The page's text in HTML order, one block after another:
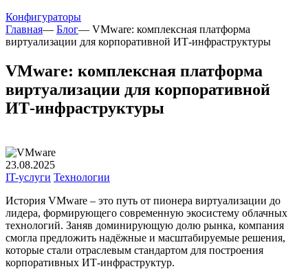
Конфигураторы
Главная— Блог— VMware: комплексная платформа
виртуализации для корпоративной ИТ-инфраструктуры
VMware: комплексная платформа
виртуализации для корпоративной
ИТ-инфраструктуры
23.08.2025
IT-услуги Технологии
История VMware – это путь от пионера виртуализации до
лидера, формирующего современную экосистему облачных
технологий. Заняв доминирующую долю рынка, компания
смогла предложить надёжные и масштабируемые решения,
которые стали отраслевым стандартом для построения
корпоративных ИТ-инфраструктур.